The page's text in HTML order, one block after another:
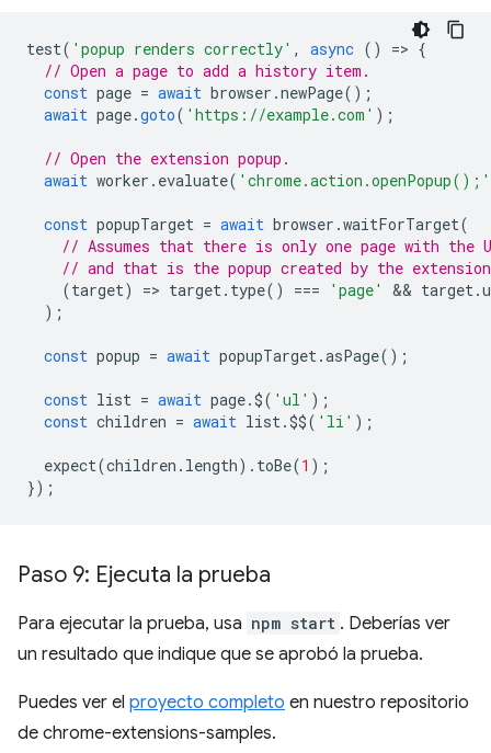
test( 'popup renders correctly' , async () => {
// Open a page to add a history item.
const page = await browser .newPage();
await page.goto( 'https://example.com' );
// Open the extension popup.
await worker . evaluate( 'chrome.action.openPopup();'
const popupTarget = await browser .waitForTarget(
// Assumes that there is only one page with the
// and that is the popup created by the
(target) => target. type() === 'page' && target.
);
const popup = await popupTarget.asPage();
const list = await page.$( 'ul' );
const children = await list.$$( 'li' );
expect(children . length). toBe(1 );
});
Paso 9: Ejecuta la prueba
Para ejecutar la prueba, usa npm start . Deberías ver
un resultado que indique que se aprobó la prueba.
Puedes ver el proyecto completo en nuestro repositorio
de chrome-extensions-samples.